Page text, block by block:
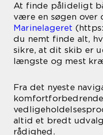
At finde pålideligt
være en søgen over
Marinelageret
du nemt finde alt,
sikre, at dit skib er
længste og mest
Fra det nyeste
altid et bredt
rådighed.